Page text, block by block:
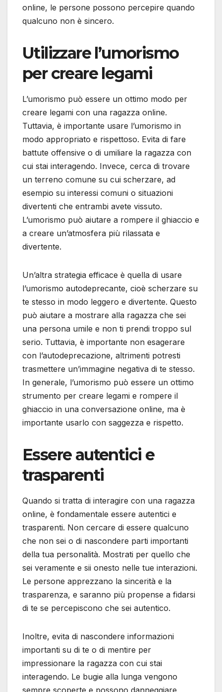
online, le persone possono percepire quando
qualcuno non è sincero.
Utilizzare l’umorismo
per creare legami
L’umorismo può essere un ottimo modo per
creare legami con una ragazza online.
Tuttavia, è importante usare l’umorismo in
modo appropriato e rispettoso. Evita di fare
battute offensive o di umiliare la ragazza con
cui stai interagendo. Invece, cerca di trovare
un terreno comune su cui scherzare, ad
esempio su interessi comuni o situazioni
divertenti che entrambi avete vissuto.
L’umorismo può aiutare a rompere il ghiaccio e
a creare un’atmosfera più rilassata e
divertente.
Un’altra strategia efficace è quella di usare
l’umorismo autodeprecante, cioè scherzare su
te stesso in modo leggero e divertente. Questo
può aiutare a mostrare alla ragazza che sei
una persona umile e non ti prendi troppo sul
serio. Tuttavia, è importante non esagerare
con l’autodeprecazione, altrimenti potresti
trasmettere un’immagine negativa di te stesso.
In generale, l’umorismo può essere un ottimo
strumento per creare legami e rompere il
ghiaccio in una conversazione online, ma è
importante usarlo con saggezza e rispetto.
Essere autentici e
trasparenti
Quando si tratta di interagire con una ragazza
online, è fondamentale essere autentici e
trasparenti. Non cercare di essere qualcuno
che non sei o di nascondere parti importanti
della tua personalità. Mostrati per quello che
sei veramente e sii onesto nelle tue interazioni.
Le persone apprezzano la sincerità e la
trasparenza, e saranno più propense a fidarsi
di te se percepiscono che sei autentico.
Inoltre, evita di nascondere informazioni
importanti su di te o di mentire per
impressionare la ragazza con cui stai
interagendo. Le bugie alla lunga vengono
sempre scoperte e possono danneggiare